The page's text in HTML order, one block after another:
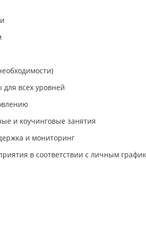
всех уровней
и коучинговые занятия
и мониторинг
в соответствии с личным